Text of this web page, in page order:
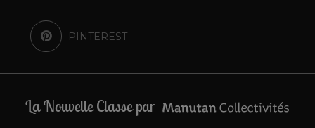
PINTEREST
La Nouvelle Classe par